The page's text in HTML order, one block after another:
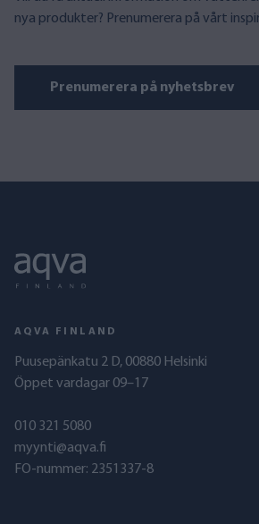
nya produkter? Prenumerera på vårt
Prenumerera på nyhetsbrev
AQVA FINLAND
Puusepänkatu 2 D, 00880 Helsinki
Öppet vardagar 09–17
010 321 5080
myynti@aqva.fi
FO-nummer: 2351337-8